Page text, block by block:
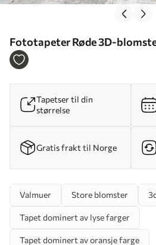
Fototapeter Røde 3D-
Tapetser til din
størrelse
Gratis frakt til Norge
Valmuer Store blomster
Tapet dominert av lyse farger
Tapet dominert av oransje farge